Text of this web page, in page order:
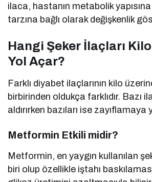
ilaca, hastanın metabolik
tarzına bağlı olarak değişkenlik
Hangi Şeker İlaçları
Yol Açar?
Farklı diyabet ilaçlarının kilo
birbirinden oldukça farklıdır. Bazı
aldırırken bazıları ise zayıflamaya
Metformin Etkili midir?
Metformin, en yaygın kullanılan
biri olup özellikle iştahı